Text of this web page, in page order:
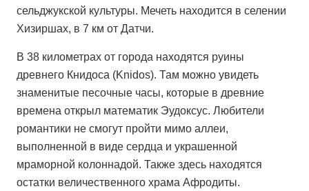
сельджукской культуры. Мечеть находится в селении
Хизиршах, в 7 км от Датчи.
В 38 километрах от города находятся руины
древнего Книдоса (Knidos). Там можно увидеть
знаменитые песочные часы, которые в древние
времена открыл математик Эудоксус. Любители
романтики не смогут пройти мимо аллеи,
выполненной в виде сердца и украшенной
мраморной колоннадой. Также здесь находятся
остатки величественного храма Афродиты.